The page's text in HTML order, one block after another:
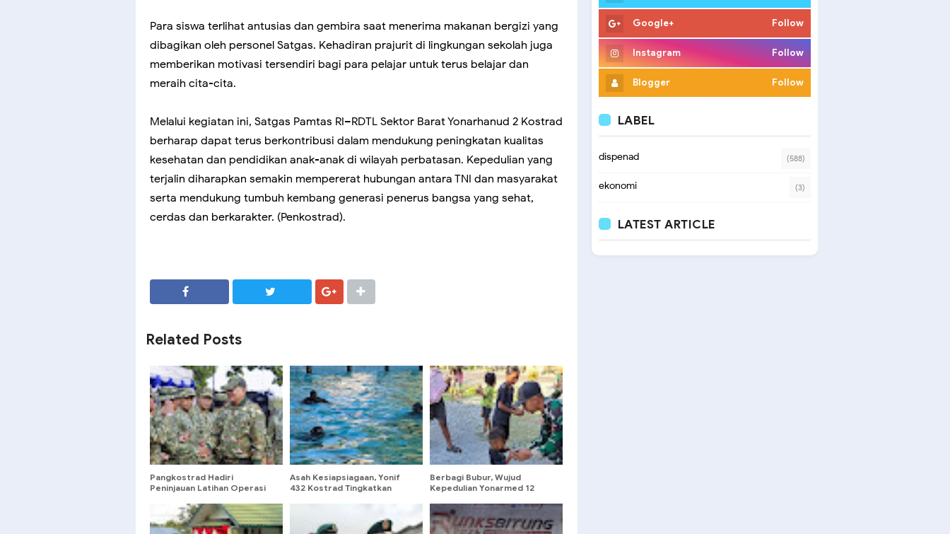
Para siswa terlihat antusias dan gembira saat menerima makanan bergizi yang
dibagikan oleh personel Satgas. Kehadiran prajurit di lingkungan sekolah juga
memberikan motivasi tersendiri bagi para pelajar untuk terus belajar dan
meraih cita-cita.
Melalui kegiatan ini, Satgas Pamtas RI–RDTL Sektor Barat Yonarhanud 2 Kostrad
berharap dapat terus berkontribusi dalam mendukung peningkatan kualitas
kesehatan dan pendidikan anak-anak di wilayah perbatasan. Kepedulian yang
terjalin diharapkan semakin mempererat hubungan antara TNI dan masyarakat
serta mendukung tumbuh kembang generasi penerus bangsa yang sehat,
cerdas dan berkarakter. (Penkostrad).
Related Posts
Pangkostrad Hadiri
Peninjauan Latihan Operasi
Kepulauan Riau
Asah Kesiapsiagaan, Yonif
432 Kostrad Tingkatkan
Berbagi Bubur, Wujud
Kepedulian Yonarmed 12
Perbatasan
Google+ Follow
Instagram Follow
Blogger Follow
LABEL
dispenad (588)
ekonomi (3)
LATEST ARTICLE